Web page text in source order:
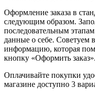
Оформление заказа в
следующим образом.
последовательным
данные о себе. Советуем
информацию, которая
кнопку «Оформить заказ».
Оплачивайте покупки
магазине доступно 3